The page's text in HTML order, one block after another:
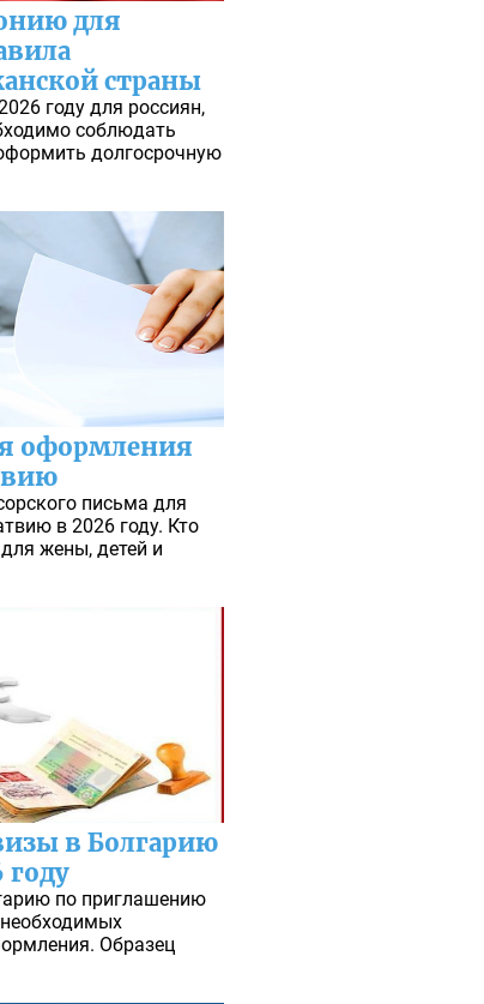
для
страны
году для россиян,
соблюдать
долгосрочную
оформления
письма для
в 2026 году. Кто
жены, детей и
в Болгарию
по приглашению
необходимых
Образец